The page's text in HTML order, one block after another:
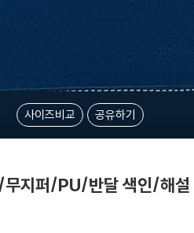
사이즈비교 공유하기
지퍼/PU/반달 색인/해